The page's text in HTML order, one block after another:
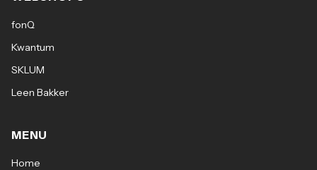
fonQ
Kwantum
SKLUM
Leen Bakker
MENU
Home